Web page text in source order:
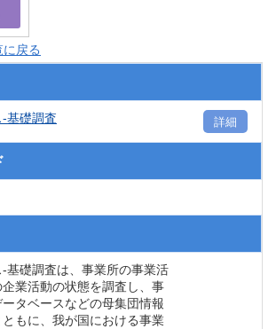
戻る
基礎調査 詳細
基礎調査は、事業所の事業活
業活動の状態を調査し、事
タベースなどの母集団情報
もに、我が国における事業